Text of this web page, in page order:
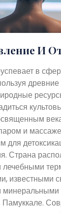
И
в
и
для
Страна
известными
минеральными
Памуккале.